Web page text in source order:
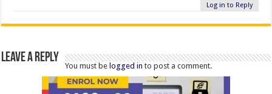
Log in to Reply
Leave a Reply
You must belogged in to post a comment.